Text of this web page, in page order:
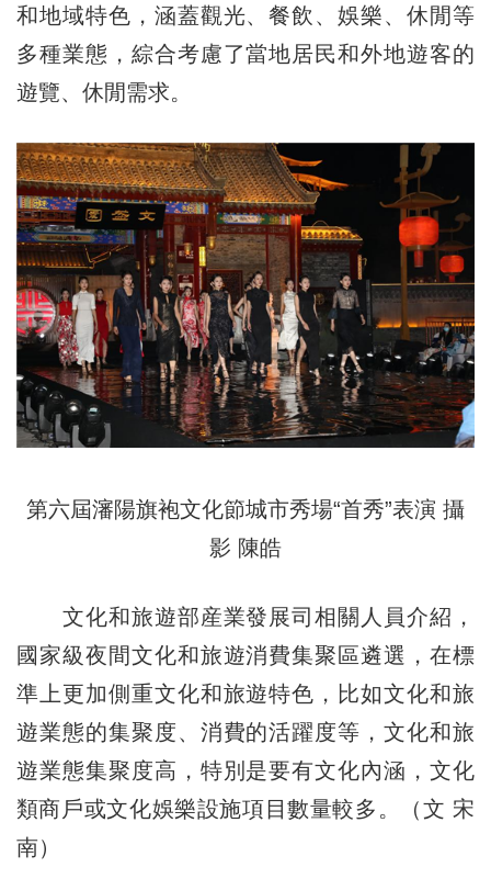
和地域特色，涵蓋觀光、餐飲、娛樂、休閒等
多種業態，綜合考慮了當地居民和外地遊客的
遊覽、休閒需求。
第六屆瀋陽旗袍文化節城市秀場“首秀”表演 攝
影 陳皓
文化和旅遊部産業發展司相關人員介紹，
國家級夜間文化和旅遊消費集聚區遴選，在標
準上更加側重文化和旅遊特色，比如文化和旅
遊業態的集聚度、消費的活躍度等，文化和旅
遊業態集聚度高，特別是要有文化內涵，文化
類商戶或文化娛樂設施項目數量較多。（文 宋
南）